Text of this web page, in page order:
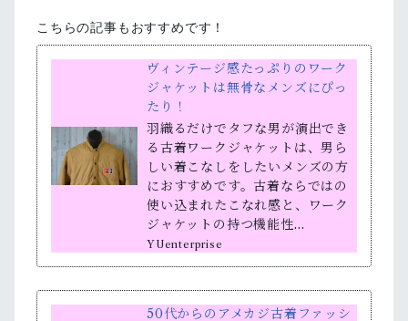
こちらの記事もおすすめです！
ヴィンテージ感たっぷりのワーク
ジャケットは無骨なメンズにぴっ
たり！
羽織るだけでタフな男が演出でき
る古着ワークジャケットは、男ら
しい着こなしをしたいメンズの方
におすすめです。古着ならではの
使い込まれたこなれ感と、ワーク
ジャケットの持つ機能性…
YUenterprise
50代からのアメカジ古着ファッシ